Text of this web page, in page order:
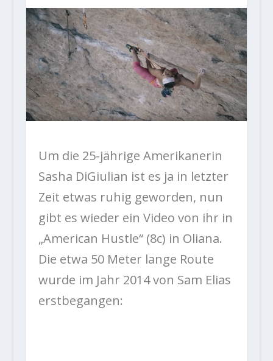
Um die 25-jährige Amerikanerin
Sasha DiGiulian ist es ja in letzter
Zeit etwas ruhig geworden, nun
gibt es wieder ein Video von ihr in
„American Hustle“ (8c) in Oliana.
Die etwa 50 Meter lange Route
wurde im Jahr 2014 von Sam Elias
erstbegangen: